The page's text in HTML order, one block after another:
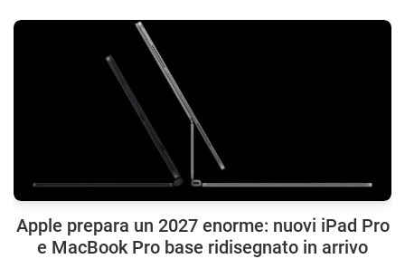
Apple prepara un 2027 enorme: nuovi iPad Pro
e MacBook Pro base ridisegnato in arrivo